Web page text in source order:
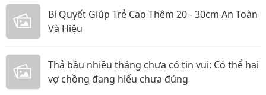
Bí Quyết Giúp Trẻ Cao Thêm 20 - 30cm An Toàn
Và Hiệu
Thả bầu nhiều tháng chưa có tin vui: Có thể hai
vợ chồng đang hiểu chưa đúng